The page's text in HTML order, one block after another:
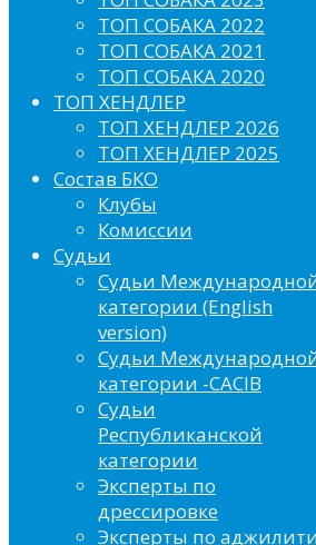
ТОП СОБАКА 2022
ТОП СОБАКА 2021
ТОП СОБАКА 2020
ТОП ХЕНДЛЕР
ТОП ХЕНДЛЕР 2026
ТОП ХЕНДЛЕР 2025
Состав БКО
Клубы
Комиссии
Судьи
Судьи
категории (English
version)
Судьи
категории -CACIB
Судьи
Республиканской
категории
Эксперты по
дрессировке
Эксперты по